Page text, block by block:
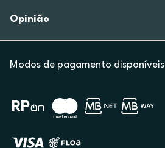
Opinião
Modos de pagamento disponíveis